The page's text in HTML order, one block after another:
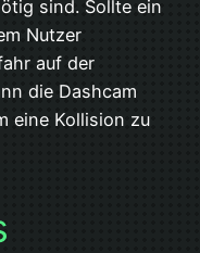
sind. Sollte ein
Nutzer
auf der
die Dashcam
eine Kollision zu